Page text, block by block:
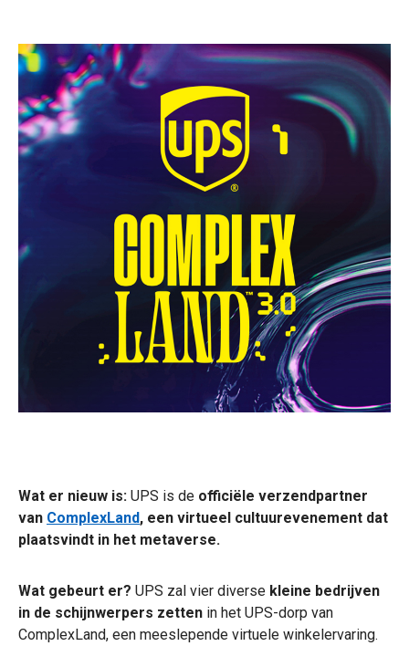
Wat er nieuw is: UPS is de officiële verzendpartner
van ComplexLand, een virtueel cultuurevenement dat
plaatsvindt in het metaverse.
Wat gebeurt er? UPS zal vier diverse kleine bedrijven
in de schijnwerpers zetten in het UPS-dorp van
ComplexLand, een meeslepende virtuele winkelervaring.